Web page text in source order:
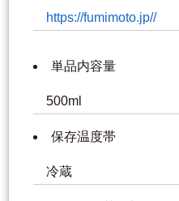
https://fumimoto.jp//
単品内容量
500ml
保存温度帯
冷蔵